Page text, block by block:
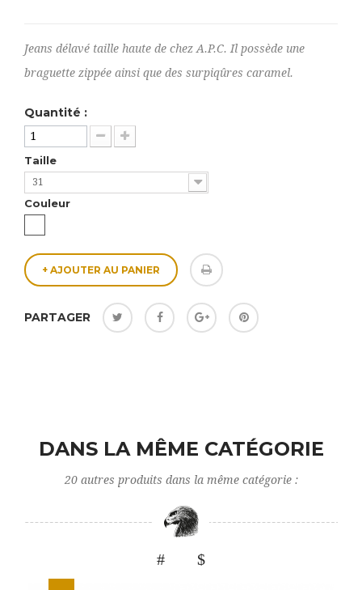
Jeans délavé taille haute de chez A.P.C. Il possède une
braguette zippée ainsi que des surpiqûres caramel.
Quantité :
Taille
31
Couleur
+ AJOUTER AU PANIER
PARTAGER
DANS LA MÊME CATÉGORIE
20 autres produits dans la même catégorie :